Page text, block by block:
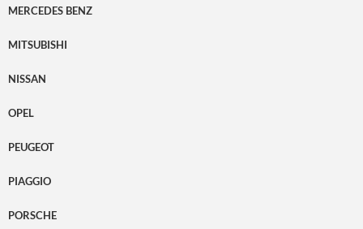
MERCEDES BENZ
MITSUBISHI
NISSAN
OPEL
PEUGEOT
PIAGGIO
PORSCHE